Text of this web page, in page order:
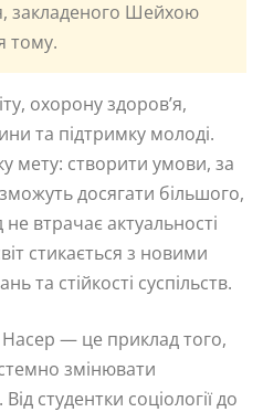
закладеного Шейхою
тому.
охорону здоров’я,
та підтримку молоді.
мету: створити умови, за
досягати більшого,
втрачає актуальності
стикається з новими
та стійкості суспільств.
— це приклад того,
змінювати
студентки соціології до